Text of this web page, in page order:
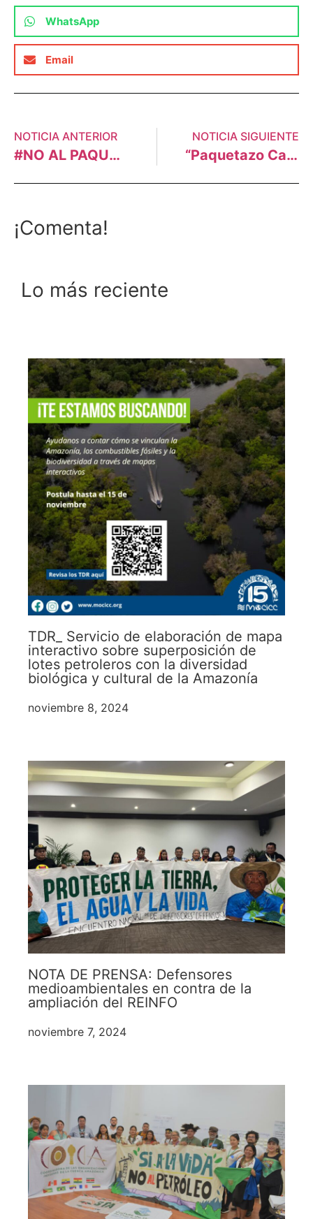
WhatsApp
Email
NOTICIA ANTERIOR
#NO AL PAQUETAZO CASTILLA
NOTICIA SIGUIENTE
“Paquetazo Castilla” favorece solo a grandes empresas y vulnera derechos de los peruanos y las peruanas
¡Comenta!
Lo más reciente
TDR_ Servicio de elaboración de mapa
interactivo sobre superposición de
lotes petroleros con la diversidad
biológica y cultural de la Amazonía
noviembre 8, 2024
NOTA DE PRENSA: Defensores
medioambientales en contra de la
ampliación del REINFO
noviembre 7, 2024